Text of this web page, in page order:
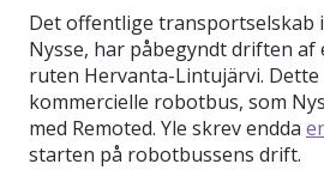
Det offentlige transportselskab
Nysse, har påbegyndt driften
ruten Hervanta-Lintujärvi.
kommercielle robotbus, som
med Remoted. Yle skrev endda
starten på robotbussens drift.